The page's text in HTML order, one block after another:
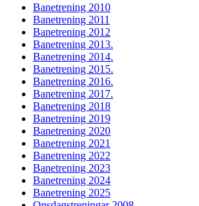
Banetrening 2010
Banetrening 2011
Banetrening 2012
Banetrening 2013.
Banetrening 2014.
Banetrening 2015.
Banetrening 2016.
Banetrening 2017.
Banetrening 2018
Banetrening 2019
Banetrening 2020
Banetrening 2021
Banetrening 2022
Banetrening 2023
Banetrening 2024
Banetrening 2025